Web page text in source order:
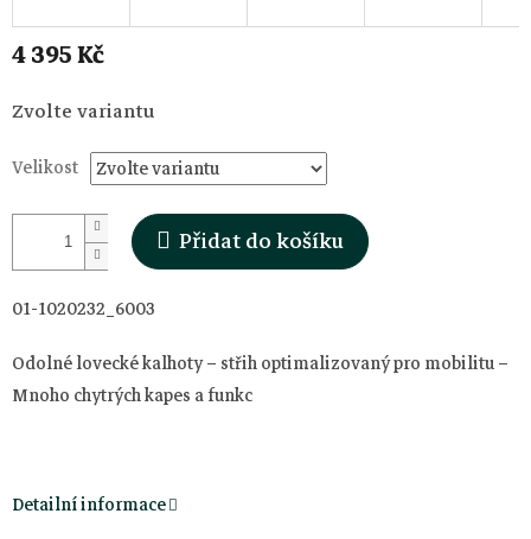
4 395 Kč
Měrná
cena:
Zvolte variantu
Velikost
Přidat do košíku
01-1020232_6003
Odolné lovecké kalhoty – střih optimalizovaný pro mobilitu –
Mnoho chytrých kapes a funkc
Detailní informace